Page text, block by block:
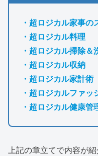
・超ロジカル家事の
・超ロジカル料理
・超ロジカル掃除＆
・超ロジカル収納
・超ロジカル家計術
・超ロジカルファッ
・超ロジカル健康管
上記の章立てで内容が